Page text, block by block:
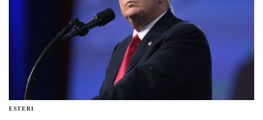
pubblico comparato, Francesco Clementi
ESTERI